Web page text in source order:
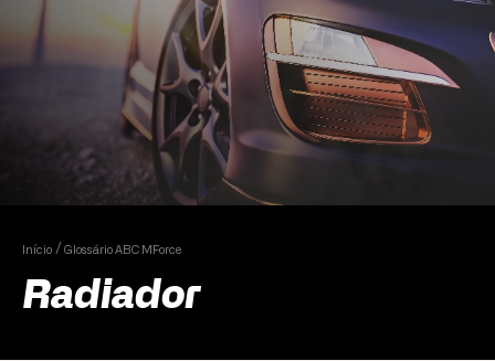
Início Glossário ABC MForce
Radiador